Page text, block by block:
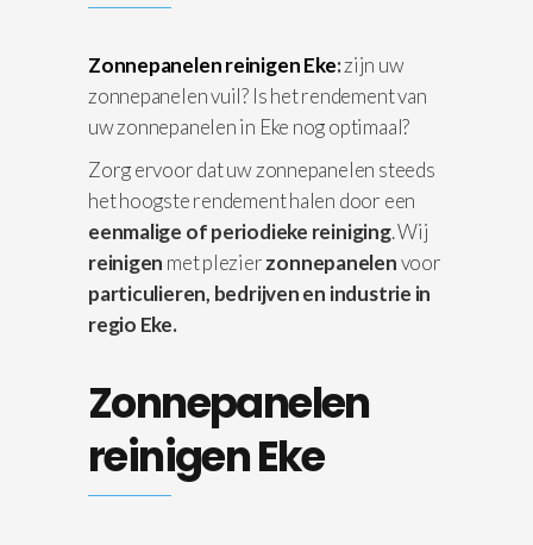
Zonnepanelen reinigen Eke:zijn uw
zonnepanelen vuil? Is het rendement van
uw zonnepanelen in Eke nog optimaal?
Zorg ervoor dat uw zonnepanelen steeds
het hoogste rendement halen door een
eenmalige of periodieke reiniging. Wij
reinigen met plezierzonnepanelenvoor
particulieren, bedrijven en industrie in
regio Eke.
Zonnepanelen
reinigen Eke